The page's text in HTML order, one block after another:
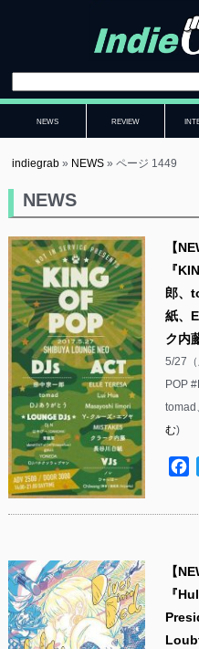
NEWS REVIEW
indiegrab » NEWS »ページ 1449
NEWS
【
『
郎、
紙、
ク内
5/27
POP
む)
【
『